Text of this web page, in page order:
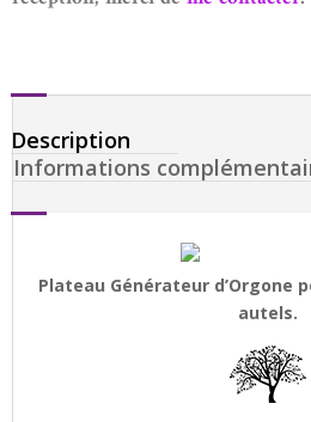
Description
Informations
Plateau Générateur d’Orgone
autels.